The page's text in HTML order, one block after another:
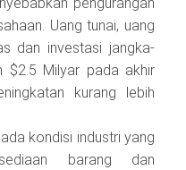
Uang tunai, uang
dan investasi jangka-
$2.5 Milyar pada akhir
kurang lebih
kondisi industri yang
barang dan